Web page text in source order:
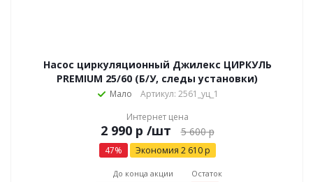
Насос циркуляционный Джилекс ЦИРКУЛЬ
PREMIUM 25/60 (Б/У, следы установки)
Мало
Артикул: 2561_уц_1
Интернет цена
р /шт 5 600р
47% Экономия 2 610р
До конца акции Остаток